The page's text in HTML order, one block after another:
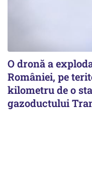
O dronă a
României, pe
kilometru de o
gazoductului